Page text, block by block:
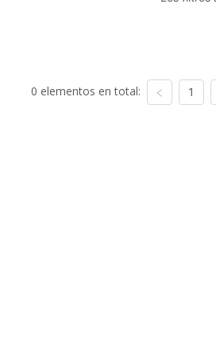
0 elementos en total: 1